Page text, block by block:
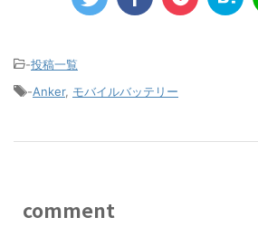
-投稿一覧
-Anker, モバイルバッテリー
comment